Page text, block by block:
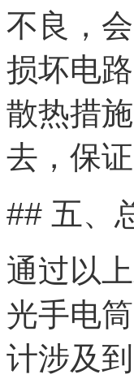
不良，
损坏电
散热措
去，保
## 五、
通过以
光手电
计涉及